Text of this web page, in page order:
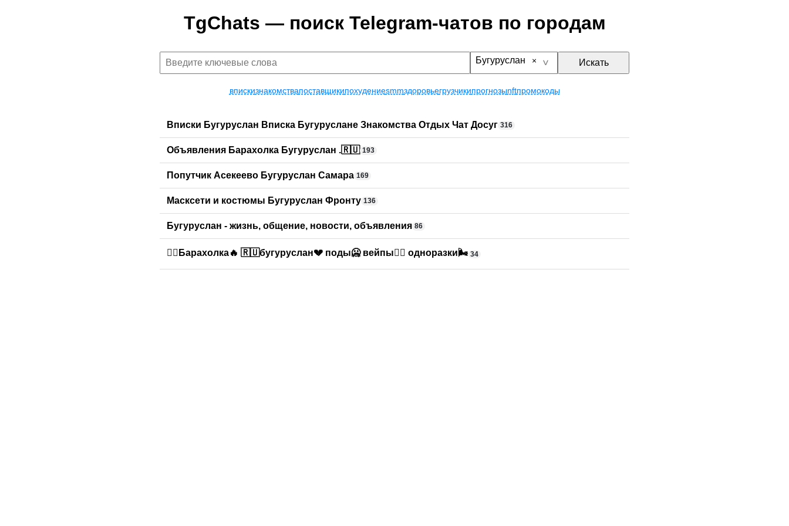
TgChats — поиск Telegram-чатов по городам
Бугуруслан Искать
впискизнакомствапоставщикипохудениеsmmздоровьегрузчикипрогнозыnftпромокоды
Вписки Бугуруслан Вписка Бугуруслане Знакомства Отдых Чат Досуг 316
Объявления Барахолка Бугуруслан .🇷🇺 193
Попутчик Асекеево Бугуруслан Самара 169
Масксети и костюмы Бугуруслан Фронту 136
Бугуруслан - жизнь, общение, новости, объявления 86
❤️‍🔥Барахолка🔥 🇷🇺бугуруслан💔 поды🥶 вейпы😶‍🌫 одноразки🌬 34